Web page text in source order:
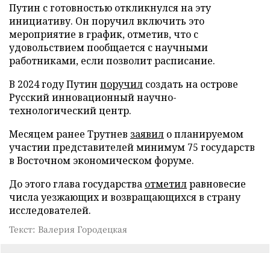
Путин с готовностью откликнулся на эту
инициативу. Он поручил включить это
мероприятие в график, отметив, что с
удовольствием пообщается с научными
работниками, если позволит расписание.
В 2024 году Путин поручил создать на острове
Русский инновационный научно-
технологический центр.
Месяцем ранее Трутнев заявил о планируемом
участии представителей минимум 75 государств
в Восточном экономическом форуме.
До этого глава государства отметилравновесие
числа уезжающих и возвращающихся в страну
исследователей.
Текст: Валерия Городецкая